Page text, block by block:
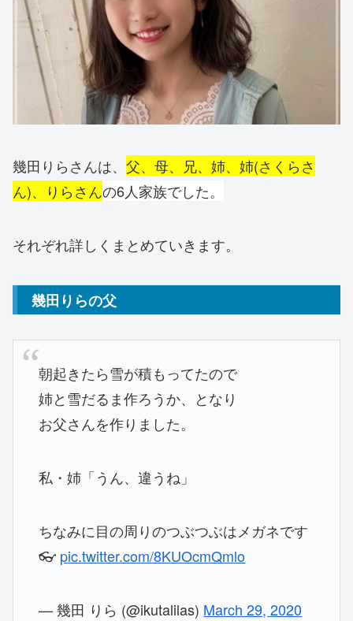
幾田りらさんは、 父、母、兄、姉、姉(さくらさ
ん)、りらさんの6人家族でした。
それぞれ詳しくまとめていきます。
幾田りらの父
朝起きたら雪が積もってたので
姉と雪だるま作ろうか、となり
お父さんを作りました。
私・姉「うん、違うね」
ちなみに目の周りのつぶつぶはメガネです
👓 pic.twitter.com/8KUOcmQmlo
— 幾田 りら (@ikutalilas) March 29, 2020